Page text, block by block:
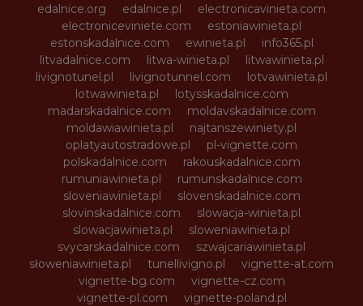
edalnice.org
edalnice.pl
electronicavinieta.com
electroniceviniete.com
estoniawinieta.pl
estonskadalnice.com
ewinieta.pl
info365.pl
litvadalnice.com
litwa-winieta.pl
litwawinieta.pl
livignotunel.pl
livignotunnel.com
lotvawinieta.pl
lotwawinieta.pl
lotysskadalnice.com
madarskadalnice.com
moldavskadalnice.com
moldawiawinieta.pl
najtanszewiniety.pl
oplatyautostradowe.pl
pl-vignette.com
polskadalnice.com
rakouskadalnice.com
rumuniawinieta.pl
rumunskadalnice.com
sloveniawinieta.pl
slovenskadalnice.com
slovinskadalnice.com
slowacja-winieta.pl
slowacjawinieta.pl
sloweniawinieta.pl
svycarskadalnice.com
szwajcariawinieta.pl
słoweniawinieta.pl
tunellivigno.pl
vignette-at.com
vignette-bg.com
vignette-cz.com
vignette-pl.com
vignette-poland.pl